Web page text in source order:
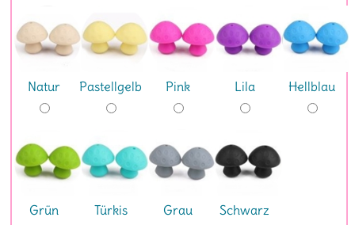
Natur Pastellgelb Pink Lila Hellblau
Grün Türkis Grau Schwarz